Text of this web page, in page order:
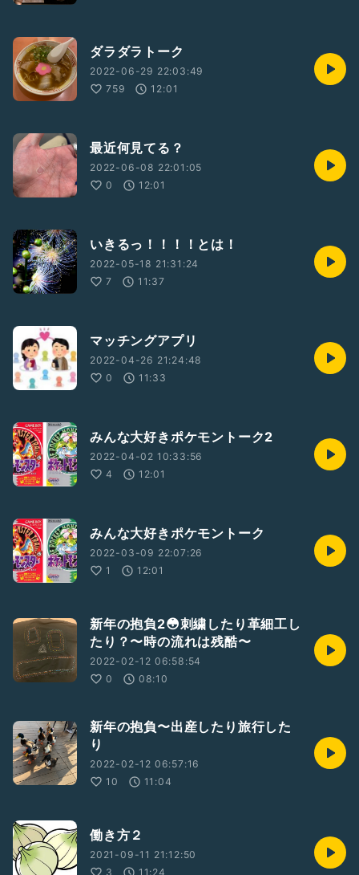
ダラダラトーク
2022-06-29 22:03:49
759
12:01
最近何見てる？
2022-06-08 22:01:05
0
12:01
いきるっ！！！！とは！
2022-05-18 21:31:24
7
11:37
マッチングアプリ
2022-04-26 21:24:48
0
11:33
みんな大好きポケモントーク2
2022-04-02 10:33:56
4
12:01
みんな大好きポケモントーク
2022-03-09 22:07:26
1
12:01
新年の抱負2😳刺繍したり革細工し
たり？〜時の流れは残酷〜
2022-02-12 06:58:54
0
08:10
新年の抱負〜出産したり旅行した
り
2022-02-12 06:57:16
10
11:04
働き方２
2021-09-11 21:12:50
3
11:24